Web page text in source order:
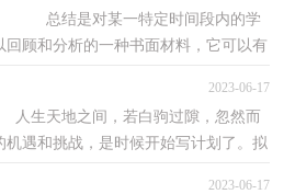
总结是对某一特定时间段内的学
顾和分析的一种书面材料，它可以有
2023-06-17
天地之间，若白驹过隙，忽然而
机遇和挑战，是时候开始写计划了。拟
2023-06-17